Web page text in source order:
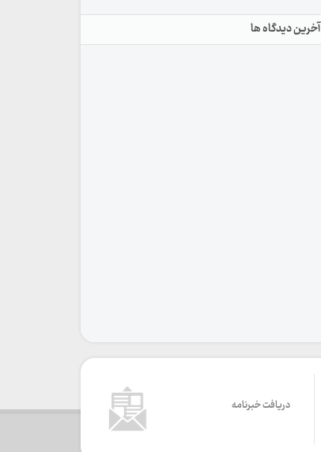
آخرین دیدگاه ها
دریافت خبرنامه